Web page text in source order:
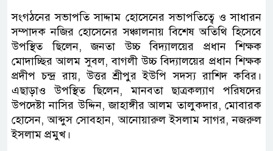
সংগঠনের সভাপতি সাদ্দাম হোসেনের সভাপতিত্বে ও সাধারন
সম্পাদক নজির হোসেনের সঞ্চালনায় বিশেষ অতিথি হিসেবে
উপস্থিত ছিলেন, জনতা উচ্চ বিদ্যালয়ের প্রধান শিক্ষক
মোদাচ্ছির আলম সুবল, বাগলী উচ্চ বিদ্যালয়ের প্রধান শিক্ষক
প্রদীপ চন্দ্র রায়, উত্তর শ্রীপুর ইউপি সদস্য রাশিদ কবির।
এছাড়াও উপস্থিত ছিলেন, মানবতা ছাত্রকল্যাণ পরিষদের
উপদেষ্টা নাসির উদ্দিন, জাহাঙ্গীর আলম তালুকদার, মোবারক
হোসেন, আব্দুস সোবহান, আনোয়ারুল ইসলাম সাগর, নজরুল
ইসলাম প্রমুখ।